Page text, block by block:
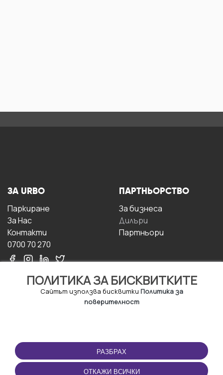
ПОЛИТИКА ЗА БИСКВИТКИТЕ
Сайтът използва бисквитки Политика за
поверителност
РАЗБРАХ
ОТКАЖИ ВСИЧКИ
ЗА URBO
Паркиране
За Hас
Контакти
0700 70 270
ПАРТНЬОРСТВО
За бизнесa
Дилъри
Партньори
ПОЛЗВАНЕ
Правила и условия за
ползване
ПРИЛОЖЕНИЕТО